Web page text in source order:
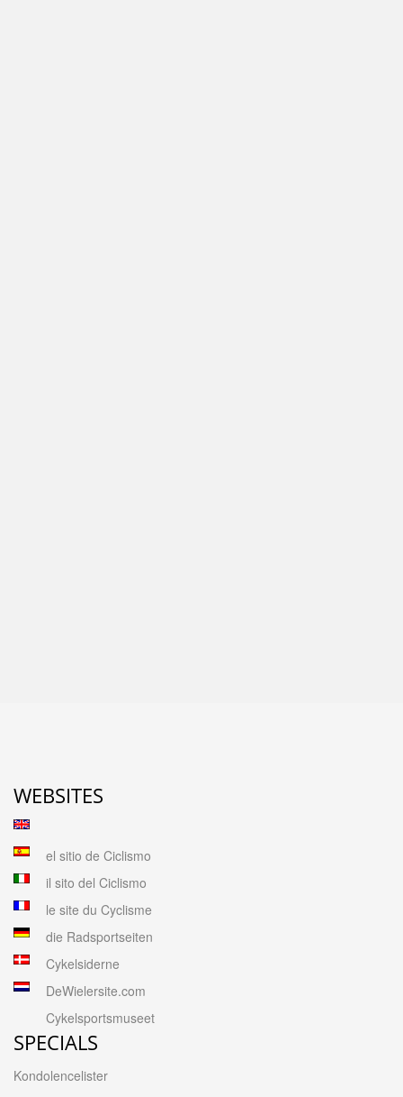
WEBSITES
el sitio de Ciclismo
il sito del Ciclismo
le site du Cyclisme
die Radsportseiten
Cykelsiderne
DeWielersite.com
Cykelsportsmuseet
SPECIALS
Kondolencelister